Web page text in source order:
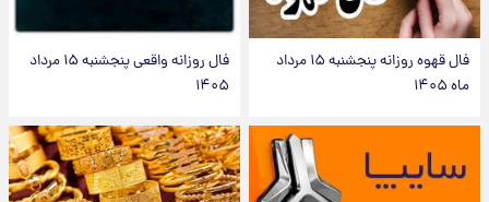
فال قهوه روزانه پنجشنبه ۱۵ مرداد
ماه ۱۴۰۵
فال روزانه واقعی پنجشنبه ۱۵ مرداد
۱۴۰۵